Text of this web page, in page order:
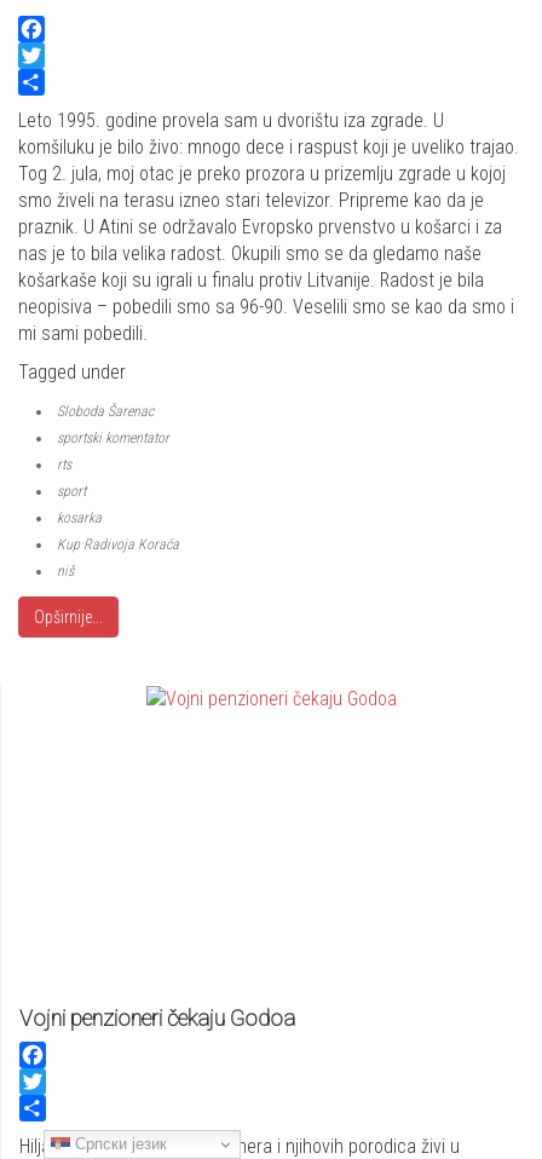
Српски језик
Facebook
Twitter
Share
Leto 1995. godine provela sam u dvorištu iza zgrade. U
komšiluku je bilo živo: mnogo dece i raspust koji je uveliko trajao.
Tog 2. jula, moj otac je preko prozora u prizemlju zgrade u kojoj
smo živeli na terasu izneo stari televizor. Pripreme kao da je
praznik. U Atini se održavalo Evropsko prvenstvo u košarci i za
nas je to bila velika radost. Okupili smo se da gledamo naše
košarkaše koji su igrali u finalu protiv Litvanije. Radost je bila
neopisiva – pobedili smo sa 96-90. Veselili smo se kao da smo i
mi sami pobedili.
Tagged under
Sloboda Šarenac
sportski komentator
rts
sport
kosarka
Kup Radivoja Koraća
niš
Opširnije...
Vojni penzioneri čekaju Godoa
Facebook
Twitter
Share
Hiljade srpskih vojnih penzionera i njihovih porodica živi u